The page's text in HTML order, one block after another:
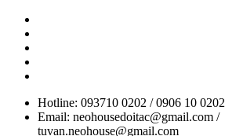
Hotline: 093710 0202 / 0906 10 0202
Email: neohousedoitac@gmail.com /
tuvan.neohouse@gmail.com